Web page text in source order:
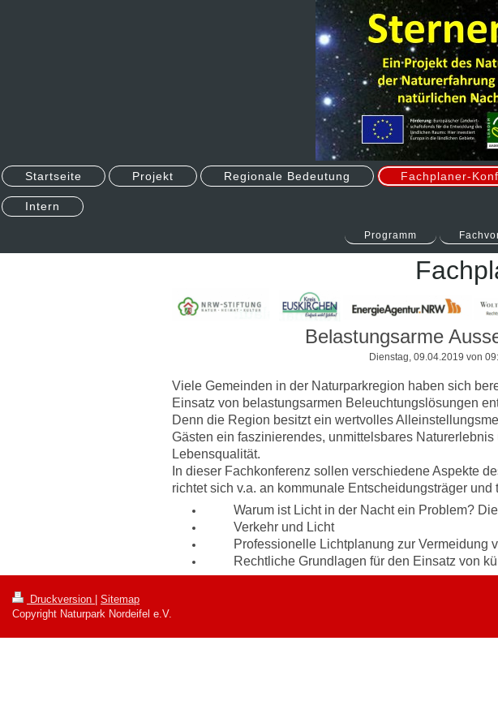
Startseite Projekt Regionale Bedeutung Fachplaner-
Intern
Programm
Belastungsarme
Dienstag, 09.04.2019 von
Viele Gemeinden in der Naturparkregion haben sich
Einsatz von belastungsarmen Beleuchtungslösungen
Denn die Region besitzt ein wertvolles
Gästen ein faszinierendes, unmittelsbares
Lebensqualität.
In dieser Fachkonferenz sollen verschiedene Aspekte
richtet sich v.a. an kommunale Entscheidungsträger und
Warum ist Licht in der Nacht ein Problem? Die
Verkehr und Licht
Professionelle Lichtplanung zur Vermeidung
Rechtliche Grundlagen für den Einsatz von
Druckversion
Sitemap
Copyright Naturpark Nordeifel e.V.